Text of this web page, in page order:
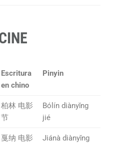
Escritura
en chino
Pinyin
柏林 电影
节
Bólín diànyǐng
jié
戛纳 电影
Jiánà diànyǐng